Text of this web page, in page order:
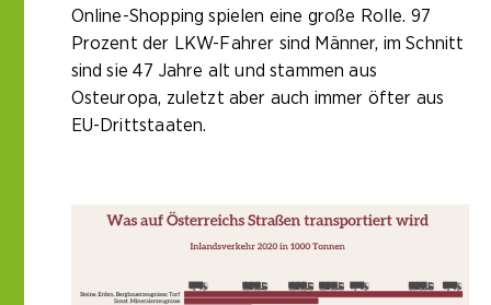
Online-Shopping spielen eine große Rolle. 97
Prozent der LKW-Fahrer sind Männer, im Schnitt
sind sie 47 Jahre alt und stammen aus
Osteuropa, zuletzt aber auch immer öfter aus
EU-Drittstaaten.